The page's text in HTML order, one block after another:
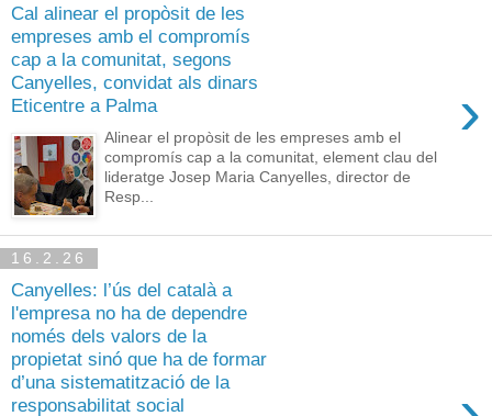
Cal alinear el propòsit de les
empreses amb el compromís
cap a la comunitat, segons
Canyelles, convidat als dinars
Eticentre a Palma
›
Alinear el propòsit de les empreses amb el
compromís cap a la comunitat, element clau del
lideratge Josep Maria Canyelles, director de
Resp...
16.2.26
Canyelles: l’ús del català a
l'empresa no ha de dependre
només dels valors de la
propietat sinó que ha de formar
d’una sistematització de la
responsabilitat social